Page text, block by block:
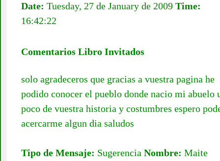
Date: Tuesday, 27 de January de 2009 Time:
16:42:22
Comentarios Libro Invitados
solo agradeceros que gracias a vuestra pagina he
podido conocer el pueblo donde nacio mi abuelo
poco de vuestra historia y costumbres espero
acercarme algun dia saludos
Tipo de Mensaje: Sugerencia Nombre: Maite